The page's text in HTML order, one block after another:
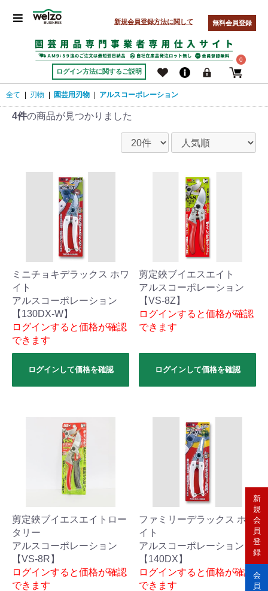
新規会員登録方法に関して 無料会員登録
ログイン方法に関するご説明
0
全て | 刃物 | 園芸用刃物 | アルスコーポレーション
4件の商品が見つかりました
ミニチョキデラックス ホワ
イト
アルスコーポレーション
【130DX-W】
ログインすると価格が確認
できます
ログインして価格を確認
剪定鋏ブイエスエイト
アルスコーポレーション
【VS-8Z】
ログインすると価格が確認
できます
ログインして価格を確認
剪定鋏ブイエスエイトロー
タリー
アルスコーポレーション
【VS-8R】
ログインすると価格が確認
できます
ファミリーデラックス ホワ
イト
アルスコーポレーション
【140DX】
ログインすると価格が確認
できます
新
規
会
員
登
録
会
員